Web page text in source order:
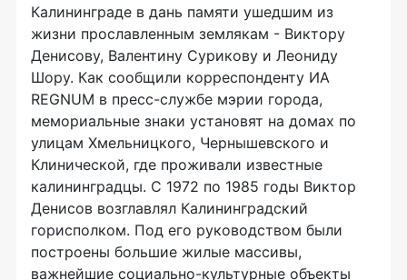
Калининграде в дань памяти ушедшим из
жизни прославленным землякам - Виктору
Денисову, Валентину Сурикову и Леониду
Шору. Как сообщили корреспонденту ИА
REGNUM в пресс-службе мэрии города,
мемориальные знаки установят на домах по
улицам Хмельницкого, Чернышевского и
Клинической, где проживали известные
калининградцы. С 1972 по 1985 годы Виктор
Денисов возглавлял Калининградский
горисполком. Под его руководством были
построены большие жилые массивы,
важнейшие социально-культурные объекты